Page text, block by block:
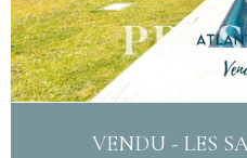
VENDU - LES